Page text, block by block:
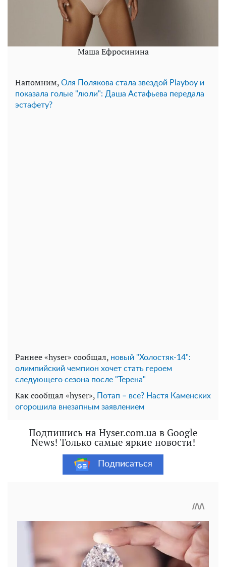
Маша Ефросинина
Напомним, Оля Полякова стала звездой Playboy и
показала голые "люли": Даша Астафьева передала
эстафету?
Раннее «hyser» сообщал, новый "Холостяк-14":
олимпийский чемпион хочет стать героем
следующего сезона после "Терена"
Как сообщал «hyser»,
Потап – все? Настя Каменских
огорошила внезапным заявлением
Подпишись на Hyser.com.ua в Google
News! Только самые яркие новости!
Подписаться